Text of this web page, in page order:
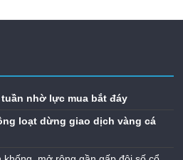
nhờ lực mua bắt đáy
loạt dừng giao dịch vàng cá